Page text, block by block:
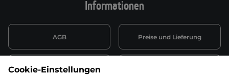
Informationen
AGB Preise und Lieferung
Datenschutzerklärung
Cookie-Einstellungen